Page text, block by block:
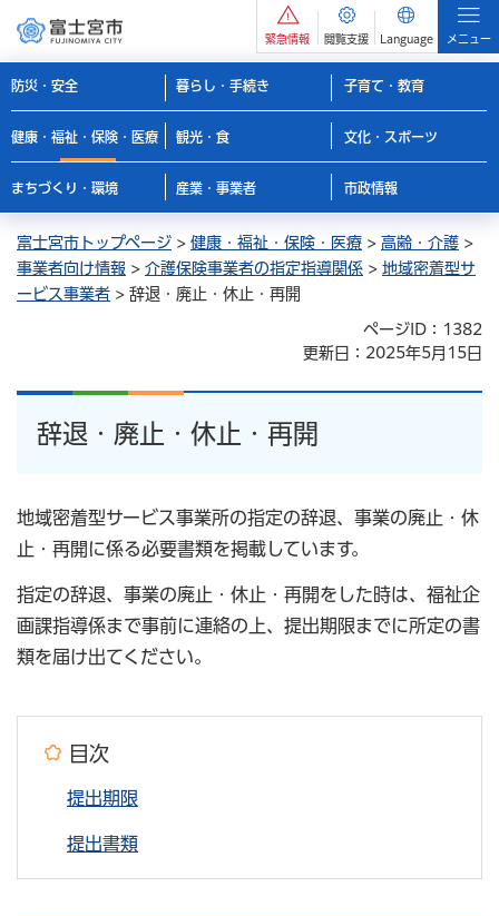
緊急情報 閲覧支援 Language メニュー
防災・安全 暮らし・手続き 子育て・教育
健康・福祉・保険・医療 観光・食 文化・スポーツ
まちづくり・環境 産業・事業者 市政情報
富士宮市トップページ > 健康・福祉・保険・医療 > 高齢・介護 >
事業者向け情報 > 介護保険事業者の指定指導関係 > 地域密着型サ
ービス事業者 > 辞退・廃止・休止・再開
ページID：1382
更新日：2025年5月15日
辞退・廃止・休止・再開
地域密着型サービス事業所の指定の辞退、事業の廃止・休
止・再開に係る必要書類を掲載しています。
指定の辞退、事業の廃止・休止・再開をした時は、福祉企
画課指導係まで事前に連絡の上、提出期限までに所定の書
類を届け出てください。
目次
提出期限
提出書類